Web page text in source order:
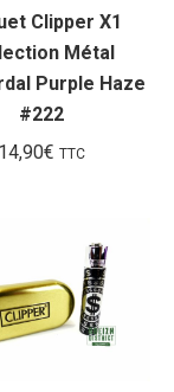
Clipper X1
Métal
Purple Haze
#222
14,90€ TTC